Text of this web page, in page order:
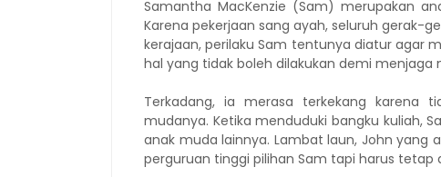
Samantha MacKenzie (Sam) merupakan
Karena pekerjaan sang ayah, seluruh gerak-
kerajaan, perilaku Sam tentunya diatur agar
hal yang tidak boleh dilakukan demi menjaga
Terkadang, ia merasa terkekang karena
mudanya. Ketika menduduki bangku kuliah,
anak muda lainnya. Lambat laun, John yang
perguruan tinggi pilihan Sam tapi harus tetap